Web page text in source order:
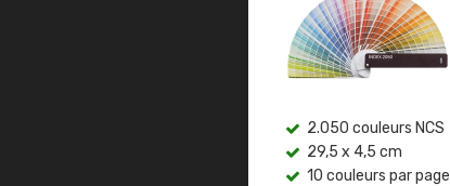
2.050 couleurs NCS
29,5 x 4,5 cm
10 couleurs par page